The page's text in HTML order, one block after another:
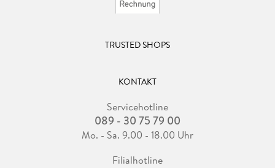
TRUSTED SHOPS
KONTAKT
Servicehotline
089 - 30 75 79 00
Mo. - Sa. 9.00 - 18.00 Uhr
Filialhotline